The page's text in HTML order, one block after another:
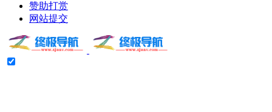
赞助打赏
网站提交